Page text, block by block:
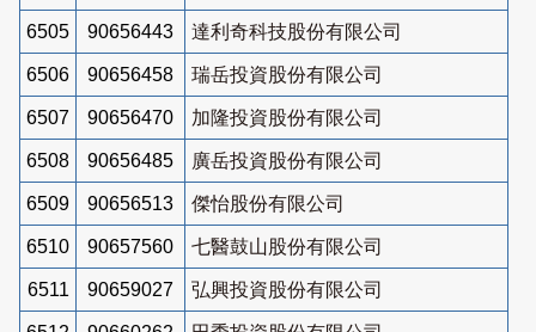
6505 90656443 達利奇科技股份有限公司
6506 90656458 瑞岳投資股份有限公司
6507 90656470 加隆投資股份有限公司
6508 90656485 廣岳投資股份有限公司
6509 90656513 傑怡股份有限公司
6510 90657560 七醫鼓山股份有限公司
6511 90659027 弘興投資股份有限公司